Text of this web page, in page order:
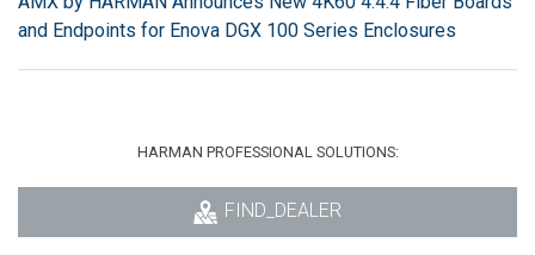
and Endpoints for Enova DGX 100 Series Enclosures
HARMAN PROFESSIONAL SOLUTIONS:
FIND_DEALER